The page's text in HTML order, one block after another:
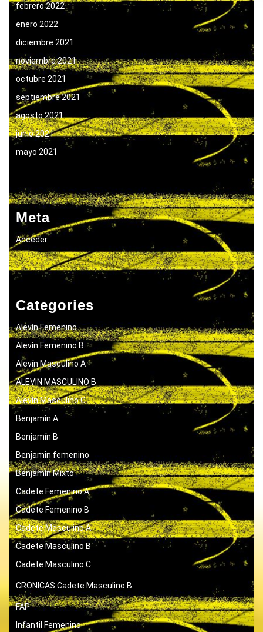
febrero 2022
enero 2022
diciembre 2021
noviembre 2021
octubre 2021
septiembre 2021
agosto 2021
junio 2021
mayo 2021
Meta
Acceder
Categories
Alevín Femenino
Alevín Femenino B
Alevín Masculino A
ALEVIN MASCULINO B
Alevín Masculino C
Benjamín A
Benjamín B
Benjamin femenino
Benjamín Mixto
Cadete Femenino A
Cadete Femenino B
Cadete Masculino A
Cadete Masculino B
Cadete Masculino C
CRONICAS Cadete Masculino B
FAP
Infantil Femenino